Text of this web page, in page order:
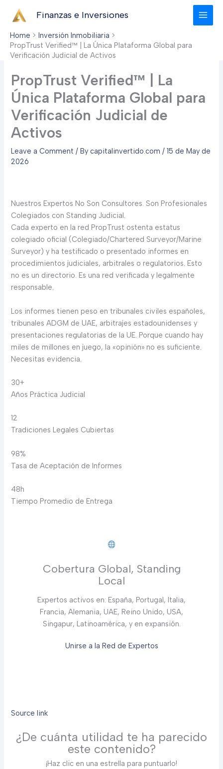
Finanzas e Inversiones
Home
Inversión Inmobiliaria
PropTrust Verified™ | La Única Plataforma Global para
Verificación Judicial de Activos
PropTrust Verified™ | La
Única Plataforma Global para
Verificación Judicial de
Activos
Leave a Comment / Bycapitalinvertido.com/15 de May de
2026
Nuestros Expertos No Son Consultores. Son Profesionales
Colegiados con Standing Judicial.
Cada experto en la red PropTrust ostenta estatus
colegiado oficial (Colegiado/Chartered Surveyor/Marine
Surveyor) y ha testificado o presentado informes en
procedimientos judiciales, arbitrales o regulatorios. Esto
no es un directorio. Es una red verificada y legalmente
responsable.
Los informes tienen peso en tribunales civiles españoles,
tribunales ADGM de UAE, arbitrajes estadounidenses y
presentaciones regulatorias de la UE. Porque cuando hay
miles de millones en juego, la «opinión» no es suficiente.
Necesitas evidencia.
30+
Años Práctica Judicial
12
Tradiciones Legales Cubiertas
98%
Tasa de Aceptación de Informes
48h
Tiempo Promedio de Entrega
Cobertura Global, Standing
Local
Expertos activos en: España, Portugal, Italia,
Francia, Alemania, UAE, Reino Unido, USA,
Singapur, Latinoamérica, y en expansión.
Unirse a la Red de Expertos
Source link
¿De cuánta utilidad te ha parecido
este contenido?
¡Haz clic en una estrella para puntuarlo!